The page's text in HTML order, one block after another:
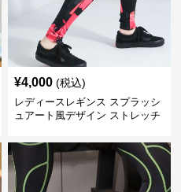
¥4,000 (税込)
レディースレギンス スプラッシ
ュアート風デザイン ストレッチ